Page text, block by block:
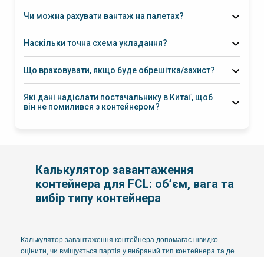
Чи можна рахувати вантаж на палетах?
Наскільки точна схема укладання?
Що враховувати, якщо буде обрешітка/захист?
Які дані надіслати постачальнику в Китаї, щоб
він не помилився з контейнером?
Калькулятор завантаження
контейнера для FCL: об’єм, вага та
вибір типу контейнера
Калькулятор завантаження контейнера допомагає швидко
оцінити, чи вміщується партія у вибраний тип контейнера та де